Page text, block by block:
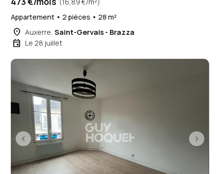
Appartement • 2 pièces • 28 m²
place Auxerre,Saint-Gervais - Brazza
event Le 28 juillet